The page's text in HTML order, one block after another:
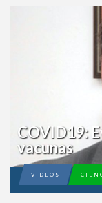
COVID19:
vacunas
VIDEOS